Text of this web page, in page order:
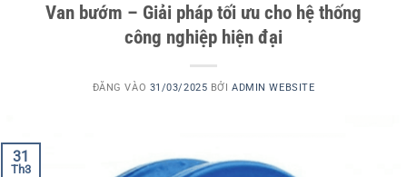
Van bướm – Giải pháp tối ưu cho hệ thống
công nghiệp hiện đại
ĐĂNG VÀO 31/03/2025 BỞIADMIN WEBSITE
31
Th3